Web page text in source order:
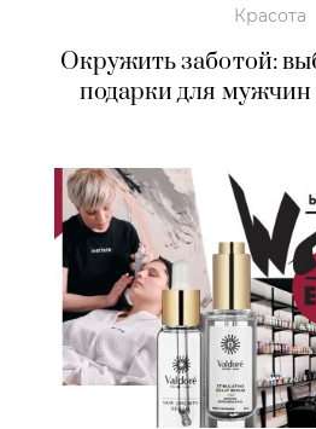
Красота
Окружить заботой:
подарки для мужчин